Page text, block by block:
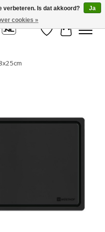
Verlanglijst
verbeteren. Is dat akkoord?
Ja
cookies »